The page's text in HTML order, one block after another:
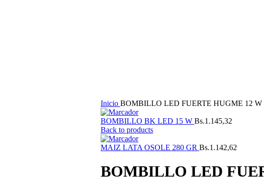
Inicio BOMBILLO LED FUERTE HUGME 12 W
BOMBILLO BK LED 15 W Bs.1.145,32
Back to products
MAIZ LATA OSOLE 280 GR Bs.1.142,62
BOMBILLO LED